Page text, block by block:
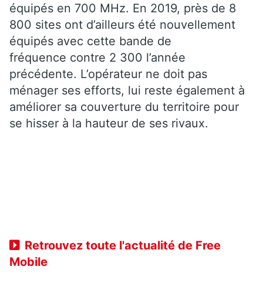
équipés en 700 MHz. En 2019, près de 8
800 sites ont d’ailleurs été nouvellement
équipés avec cette bande de
fréquence contre 2 300 l’année
précédente. L’opérateur ne doit pas
ménager ses efforts, lui reste également à
améliorer sa couverture du territoire pour
se hisser à la hauteur de ses rivaux.
Retrouvez toute l'actualité de Free
Mobile